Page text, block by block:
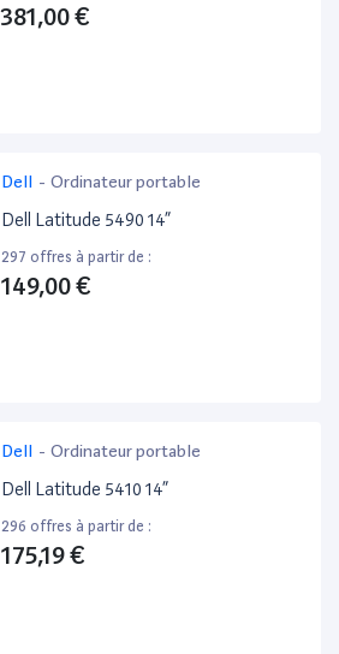
381,00 €
Dell - Ordinateur portable
Dell Latitude 5490 14”
297 offres à partir de :
149,00 €
Dell - Ordinateur portable
Dell Latitude 5410 14”
296 offres à partir de :
175,19 €